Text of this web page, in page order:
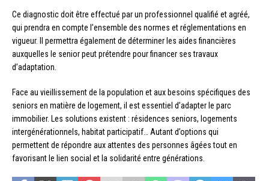
Ce diagnostic doit être effectué par un professionnel qualifié et agréé,
qui prendra en compte l’ensemble des normes et réglementations en
vigueur. Il permettra également de déterminer les aides financières
auxquelles le senior peut prétendre pour financer ses travaux
d’adaptation.
Face au vieillissement de la population et aux besoins spécifiques des
seniors en matière de logement, il est essentiel d’adapter le parc
immobilier. Les solutions existent : résidences seniors, logements
intergénérationnels, habitat participatif… Autant d’options qui
permettent de répondre aux attentes des personnes âgées tout en
favorisant le lien social et la solidarité entre générations.